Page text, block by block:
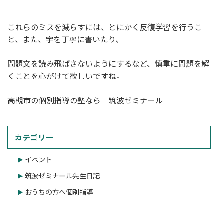
これらのミスを減らすには、とにかく反復学習を行うこ
と、また、字を丁寧に書いたり、
問題文を読み飛ばさないようにするなど、慎重に問題を解
くことを心がけて欲しいですね。
高槻市の個別指導の塾なら 筑波ゼミナール
カテゴリー
イベント
筑波ゼミナール先生日記
おうちの方へ個別指導